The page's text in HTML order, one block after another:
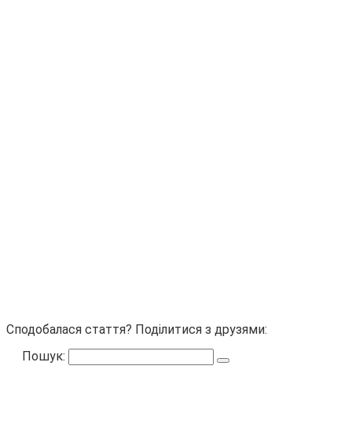
Сподобалася стаття? Поділитися з друзями:
Пошук: